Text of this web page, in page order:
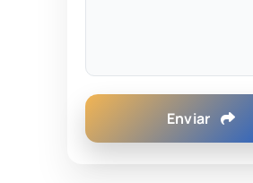
Enviar